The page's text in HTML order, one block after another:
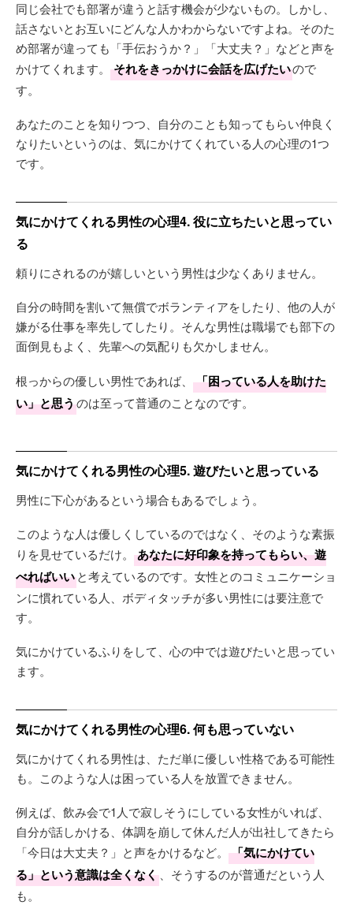
同じ会社でも部署が違うと話す機会が少ないもの。しかし、
話さないとお互いにどんな人かわからないですよね。そのた
め部署が違っても「手伝おうか？」「大丈夫？」などと声を
かけてくれます。
それをきっかけに会話を広げたいので
す。
あなたのことを知りつつ、自分のことも知ってもらい仲良く
なりたいというのは、気にかけてくれている人の心理の1つ
です。
気にかけてくれる男性の心理4. 役に立ちたいと思ってい
る
頼りにされるのが嬉しいという男性は少なくありません。
自分の時間を割いて無償でボランティアをしたり、他の人が
嫌がる仕事を率先してしたり。そんな男性は職場でも部下の
面倒見もよく、先輩への気配りも欠かしません。
根っからの優しい男性であれば、
「困っている人を助けた
い」と思うのは至って普通のことなのです。
気にかけてくれる男性の心理5. 遊びたいと思っている
男性に下心があるという場合もあるでしょう。
このような人は優しくしているのではなく、そのような素振
りを見せているだけ。
あなたに好印象を持ってもらい、遊
べればいいと考えているのです。女性とのコミュニケーショ
ンに慣れている人、ボディタッチが多い男性には要注意で
す。
気にかけているふりをして、心の中では遊びたいと思ってい
ます。
気にかけてくれる男性の心理6. 何も思っていない
気にかけてくれる男性は、ただ単に優しい性格である可能性
も。このような人は困っている人を放置できません。
例えば、飲み会で1人で寂しそうにしている女性がいれば、
自分が話しかける、体調を崩して休んだ人が出社してきたら
「今日は大丈夫？」と声をかけるなど。
「気にかけてい
る」という意識は全くなく 、そうするのが普通だという人
も。